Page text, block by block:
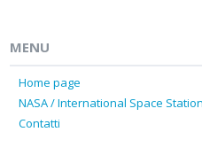
MENU
Home page
NASA / International Space
Contatti